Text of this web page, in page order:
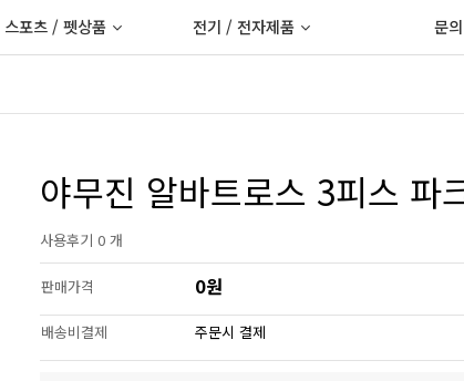
스포츠 / 펫상품 전기 / 전자제품 문의
야무진 알바트로스 3피스 파
사용후기 0 개
판매가격 0원
배송비결제 주문시 결제